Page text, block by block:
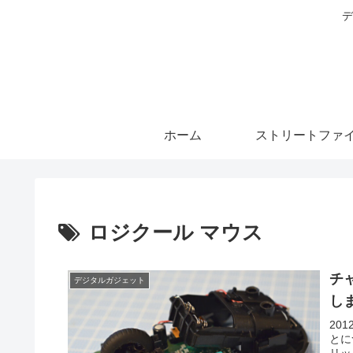
ホーム ストリートファ
ロジクール マウス
デジタルガジェット
チ
し
と